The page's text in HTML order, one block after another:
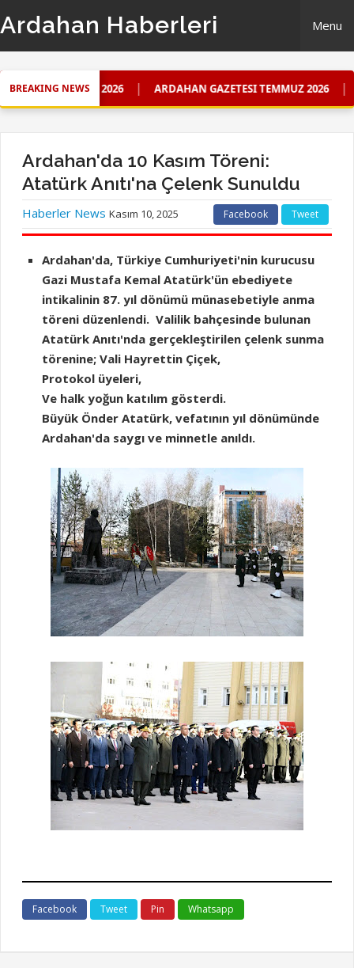
Ardahan Haberleri Menu
Ardahan Gazetesi
Güncel
Künye
BREAKING NEWS
2026 | ARDAHAN GAZETESI TEMMUZ 2026 | ARDAHAN
Ardahan'da 10 Kasım Töreni:
Atatürk Anıtı'na Çelenk Sunuldu
Haberler News Kasım 10, 2025 Facebook Tweet
Ardahan'da, Türkiye Cumhuriyeti'nin kurucusu
Gazi Mustafa Kemal Atatürk'ün ebediyete
intikalinin 87. yıl dönümü münasebetiyle anma
töreni düzenlendi. Valilik bahçesinde bulunan
Atatürk Anıtı'nda gerçekleştirilen çelenk sunma
törenine; Vali Hayrettin Çiçek,
Protokol üyeleri,
Ve halk yoğun katılım gösterdi.
Büyük Önder Atatürk, vefatının yıl dönümünde
Ardahan'da saygı ve minnetle anıldı.
Facebook Tweet Pin Whatsapp